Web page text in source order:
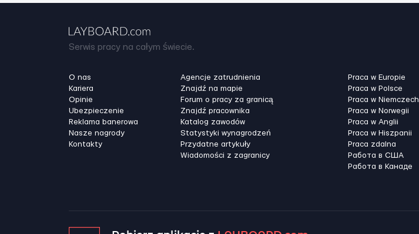
Serwis pracy na całym świecie.
O nas
Kariera
Opinie
Ubezpieczenie
Reklama banerowa
Nasze nagrody
Kontakty
Agencje zatrudnienia
Znajdź na mapie
Forum o pracy za granicą
Znajdź pracownika
Katalog zawodów
Statystyki wynagrodzeń
Przydatne artykuły
Wiadomości z zagranicy
Praca w Europie
Praca w Polsce
Praca w Niemczech
Praca w Norwegii
Praca w Anglii
Praca w Hiszpanii
Praca zdalna
Работа в США
Работа в Канадe